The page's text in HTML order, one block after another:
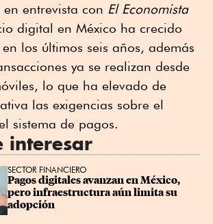
entrevista con El Economista
digital en México ha crecido
los últimos seis años, además
ya se realizan desde
lo que ha elevado de
las exigencias sobre el
sistema de pagos.
interesar
SECTOR FINANCIERO
Pagos digitales avanzan en México,
pero infraestructura aún limita su
adopción